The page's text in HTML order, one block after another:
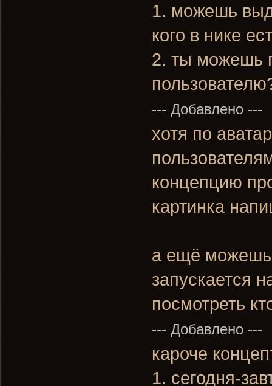
1. можешь
кого в нике
2. ты можешь
--- Добавлено ---
хотя по
концепцию
картинка
а ещё можешь
запускается
посмотреть
--- Добавлено ---
кароче
1. сегодня-